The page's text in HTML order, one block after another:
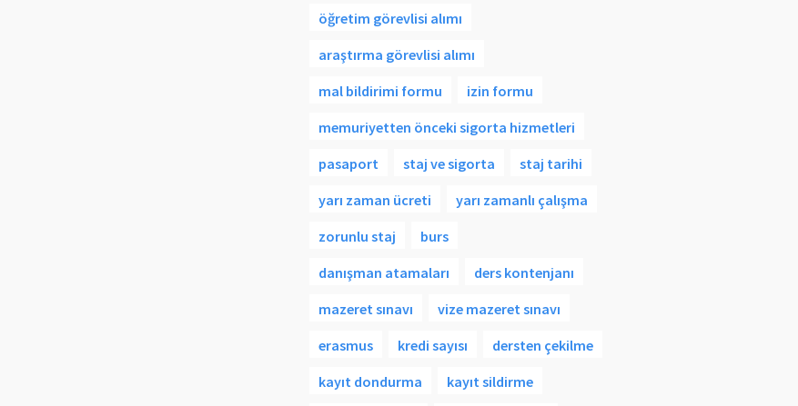
öğretim görevlisi alımı
araştırma görevlisi alımı
mal bildirimi formu
izin formu
memuriyetten önceki sigorta hizmetleri
pasaport
staj ve sigorta
staj tarihi
yarı zaman ücreti
yarı zamanlı çalışma
zorunlu staj
burs
danışman atamaları
ders kontenjanı
mazeret sınavı
vize mazeret sınavı
erasmus
kredi sayısı
dersten çekilme
kayıt dondurma
kayıt sildirme